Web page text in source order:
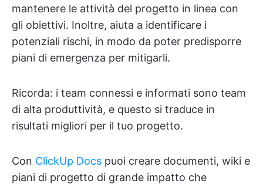
mantenere le attività del progetto in linea con
gli obiettivi. Inoltre, aiuta a identificare i
potenziali rischi, in modo da poter predisporre
piani di emergenza per mitigarli.
Ricorda: i team connessi e informati sono team
di alta produttività, e questo si traduce in
risultati migliori per il tuo progetto.
Con ClickUp Docs puoi creare documenti, wiki e
piani di progetto di grande impatto che